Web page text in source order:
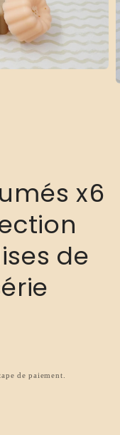
x6
de
de paiement.